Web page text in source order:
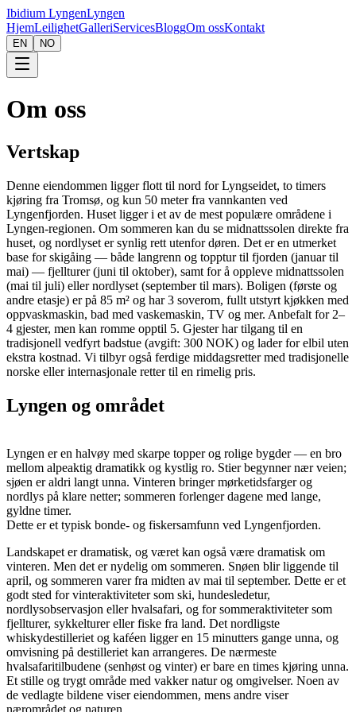
Ibidium LyngenLyngen
HjemLeilighetGalleriServicesBloggOm ossKontakt
EN NO
Om oss
Vertskap
Denne eiendommen ligger flott til nord for Lyngseidet, to timers
kjøring fra Tromsø, og kun 50 meter fra vannkanten ved
Lyngenfjorden. Huset ligger i et av de mest populære områdene i
Lyngen-regionen. Om sommeren kan du se midnattssolen direkte fra
huset, og nordlyset er synlig rett utenfor døren. Det er en utmerket
base for skigåing — både langrenn og topptur til fjorden (januar til
mai) — fjellturer (juni til oktober), samt for å oppleve midnattssolen
(mai til juli) eller nordlyset (september til mars). Boligen (første og
andre etasje) er på 85 m² og har 3 soverom, fullt utstyrt kjøkken med
oppvaskmaskin, bad med vaskemaskin, TV og mer. Anbefalt for 2–
4 gjester, men kan romme opptil 5. Gjester har tilgang til en
tradisjonell vedfyrt badstue (avgift: 300 NOK) og lader for elbil uten
ekstra kostnad. Vi tilbyr også ferdige middagsretter med tradisjonelle
norske eller internasjonale retter til en rimelig pris.
Lyngen og området
Lyngen er en halvøy med skarpe topper og rolige bygder — en bro
mellom alpeaktig dramatikk og kystlig ro. Stier begynner nær veien;
sjøen er aldri langt unna. Vinteren bringer mørketidsfarger og
nordlys på klare netter; sommeren forlenger dagene med lange,
gyldne timer.
Dette er et typisk bonde- og fiskersamfunn ved Lyngenfjorden.
Landskapet er dramatisk, og været kan også være dramatisk om
vinteren. Men det er nydelig om sommeren. Snøen blir liggende til
april, og sommeren varer fra midten av mai til september. Dette er et
godt sted for vinteraktiviteter som ski, hundesledetur,
nordlysobservasjon eller hvalsafari, og for sommeraktiviteter som
fjellturer, sykkelturer eller fiske fra land. Det nordligste
whiskydestilleriet og kaféen ligger en 15 minutters gange unna, og
omvisning på destilleriet kan arrangeres. De nærmeste
hvalsafaritilbudene (senhøst og vinter) er bare en times kjøring unna.
Et stille og trygt område med vakker natur og omgivelser. Noen av
de vedlagte bildene viser eiendommen, mens andre viser
nærområdet og naturen.